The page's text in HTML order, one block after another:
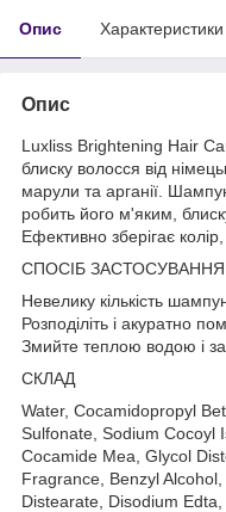
Опис Характеристики
Опис
Luxliss Brightening Hair
блиску волосся від
марули та арганії.
робить його м'яким,
Ефективно зберігає
СПОСІБ ЗАСТОСУВАННЯ
Невелику кількість
Розподіліть і акуратно
Змийте теплою водою і
СКЛАД
Water, Cocamidopropyl
Sulfonate, Sodium Cocoyl
Cocamide Mea, Glycol
Fragrance, Benzyl
Distearate, Disodium